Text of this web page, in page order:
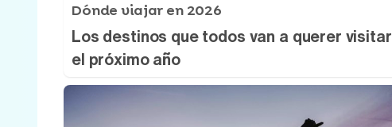
Dónde viajar en 2026
Los destinos que todos van a querer visitar
el próximo año